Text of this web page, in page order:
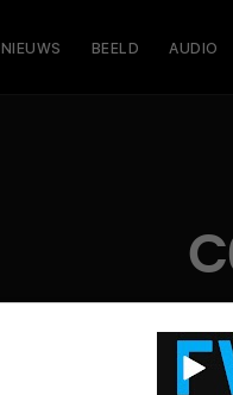
NIEUWS BEELD AUDIO